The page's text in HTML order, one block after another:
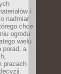
i
nadmiar
chce
ogrodu
wielu
porad, a
pracach